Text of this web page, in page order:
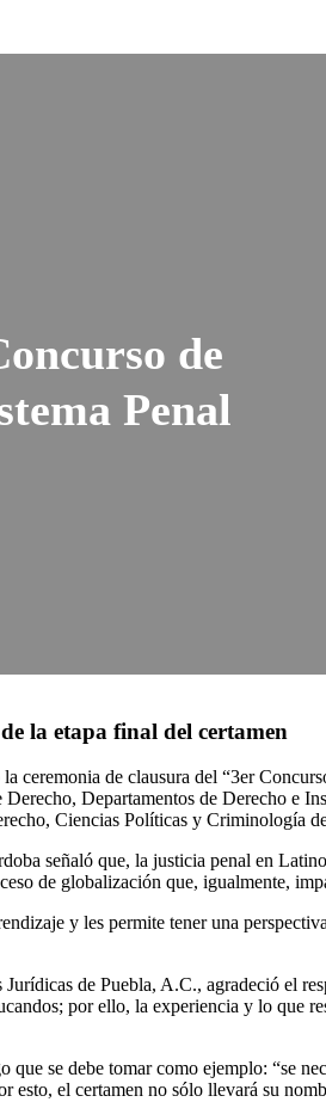
de
Penal
la etapa final del certamen
de clausura del “3er
Departamentos de Derecho
Ciencias Políticas y Criminología
señaló que, la justicia penal en
de globalización que, igualmente,
y les permite tener una
de Puebla, A.C., agradeció el
por ello, la experiencia y lo que
se debe tomar como ejemplo: “se
el certamen no sólo llevará su